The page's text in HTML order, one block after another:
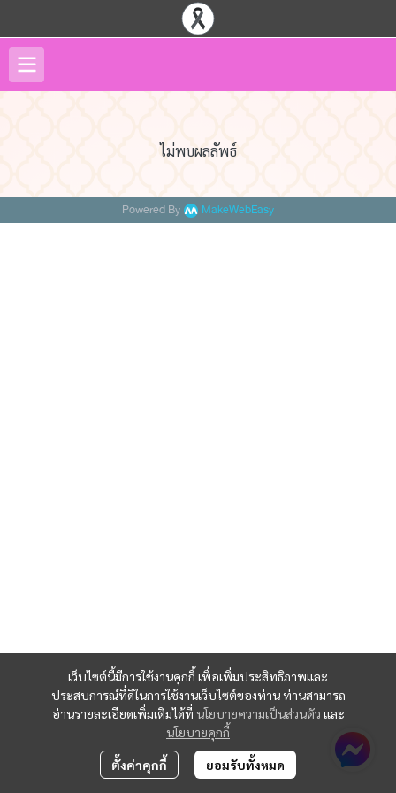
ไม่พบผลลัพธ์
เว็บไซต์นี้มีการใช้งานคุกกี้ เพื่อเพิ่มประสิทธิภาพและ
ประสบการณ์ที่ดีในการใช้งานเว็บไซต์ของท่าน ท่านสามารถ
อ่านรายละเอียดเพิ่มเติมได้ที่ นโยบายความเป็นส่วนตัว และ
นโยบายคุกกี้
ตั้งค่าคุกกี้ ยอมรับทั้งหมด
Powered By MakeWebEasy